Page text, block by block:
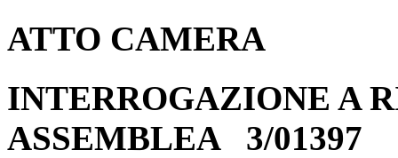
ATTO CAMERA
INTERROGAZIONE A
ASSEMBLEA 3/01397